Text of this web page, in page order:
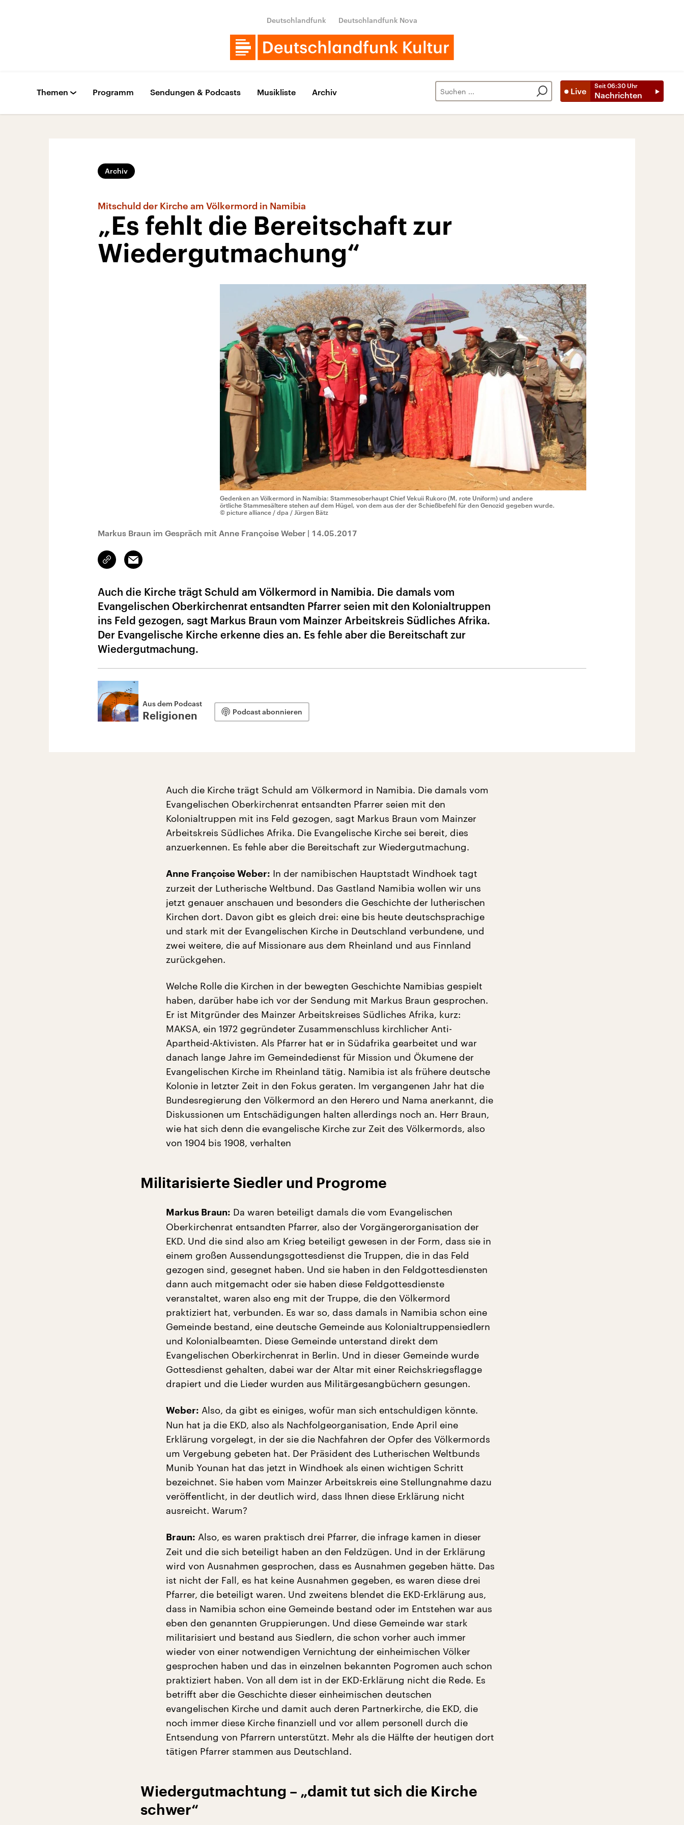
Deutschlandfunk Deutschlandfunk Nova
Live
Seit 06:30 Uhr
Nachrichten
Themen Programm Sendungen & Podcasts Musikliste Archiv
Archiv
Mitschuld der Kirche am Völkermord in Namibia
„Es fehlt die Bereitschaft zur
Wiedergutmachung“
Gedenken an Völkermord in Namibia: Stammesoberhaupt Chief Vekuii Rukoro (M, rote Uniform) und andere
örtliche Stammesältere stehen auf dem Hügel, von dem aus der der Schießbefehl für den Genozid gegeben wurde.
© picture alliance / dpa / Jürgen Bätz
Markus Braun im Gespräch mit Anne Françoise Weber | 14.05.2017
Link
kopieren/teilen
Email
Auch die Kirche trägt Schuld am Völkermord in Namibia. Die damals vom
Evangelischen Oberkirchenrat entsandten Pfarrer seien mit den Kolonialtruppen
ins Feld gezogen, sagt Markus Braun vom Mainzer Arbeitskreis Südliches Afrika.
Der Evangelische Kirche erkenne dies an. Es fehle aber die Bereitschaft zur
Wiedergutmachung.
Aus dem Podcast
Religionen Podcast abonnieren
Auch die Kirche trägt Schuld am Völkermord in Namibia. Die damals vom
Evangelischen Oberkirchenrat entsandten Pfarrer seien mit den
Kolonialtruppen mit ins Feld gezogen, sagt Markus Braun vom Mainzer
Arbeitskreis Südliches Afrika. Die Evangelische Kirche sei bereit, dies
anzuerkennen. Es fehle aber die Bereitschaft zur Wiedergutmachung.
Anne Françoise Weber: In der namibischen Hauptstadt Windhoek tagt
zurzeit der Lutherische Weltbund. Das Gastland Namibia wollen wir uns
jetzt genauer anschauen und besonders die Geschichte der lutherischen
Kirchen dort. Davon gibt es gleich drei: eine bis heute deutschsprachige
und stark mit der Evangelischen Kirche in Deutschland verbundene, und
zwei weitere, die auf Missionare aus dem Rheinland und aus Finnland
zurückgehen.
Welche Rolle die Kirchen in der bewegten Geschichte Namibias gespielt
haben, darüber habe ich vor der Sendung mit Markus Braun gesprochen.
Er ist Mitgründer des Mainzer Arbeitskreises Südliches Afrika, kurz:
MAKSA, ein 1972 gegründeter Zusammenschluss kirchlicher Anti-
Apartheid-Aktivisten. Als Pfarrer hat er in Südafrika gearbeitet und war
danach lange Jahre im Gemeindedienst für Mission und Ökumene der
Evangelischen Kirche im Rheinland tätig. Namibia ist als frühere deutsche
Kolonie in letzter Zeit in den Fokus geraten. Im vergangenen Jahr hat die
Bundesregierung den Völkermord an den Herero und Nama anerkannt, die
Diskussionen um Entschädigungen halten allerdings noch an. Herr Braun,
wie hat sich denn die evangelische Kirche zur Zeit des Völkermords, also
von 1904 bis 1908, verhalten
Militarisierte Siedler und Progrome
Markus Braun: Da waren beteiligt damals die vom Evangelischen
Oberkirchenrat entsandten Pfarrer, also der Vorgängerorganisation der
EKD. Und die sind also am Krieg beteiligt gewesen in der Form, dass sie in
einem großen Aussendungsgottesdienst die Truppen, die in das Feld
gezogen sind, gesegnet haben. Und sie haben in den Feldgottesdiensten
dann auch mitgemacht oder sie haben diese Feldgottesdienste
veranstaltet, waren also eng mit der Truppe, die den Völkermord
praktiziert hat, verbunden. Es war so, dass damals in Namibia schon eine
Gemeinde bestand, eine deutsche Gemeinde aus Kolonialtruppensiedlern
und Kolonialbeamten. Diese Gemeinde unterstand direkt dem
Evangelischen Oberkirchenrat in Berlin. Und in dieser Gemeinde wurde
Gottesdienst gehalten, dabei war der Altar mit einer Reichskriegsflagge
drapiert und die Lieder wurden aus Militärgesangbüchern gesungen.
Weber: Also, da gibt es einiges, wofür man sich entschuldigen könnte.
Nun hat ja die EKD, also als Nachfolgeorganisation, Ende April eine
Erklärung vorgelegt, in der sie die Nachfahren der Opfer des Völkermords
um Vergebung gebeten hat. Der Präsident des Lutherischen Weltbunds
Munib Younan hat das jetzt in Windhoek als einen wichtigen Schritt
bezeichnet. Sie haben vom Mainzer Arbeitskreis eine Stellungnahme dazu
veröffentlicht, in der deutlich wird, dass Ihnen diese Erklärung nicht
ausreicht. Warum?
Braun: Also, es waren praktisch drei Pfarrer, die infrage kamen in dieser
Zeit und die sich beteiligt haben an den Feldzügen. Und in der Erklärung
wird von Ausnahmen gesprochen, dass es Ausnahmen gegeben hätte. Das
ist nicht der Fall, es hat keine Ausnahmen gegeben, es waren diese drei
Pfarrer, die beteiligt waren. Und zweitens blendet die EKD-Erklärung aus,
dass in Namibia schon eine Gemeinde bestand oder im Entstehen war aus
eben den genannten Gruppierungen. Und diese Gemeinde war stark
militarisiert und bestand aus Siedlern, die schon vorher auch immer
wieder von einer notwendigen Vernichtung der einheimischen Völker
gesprochen haben und das in einzelnen bekannten Pogromen auch schon
praktiziert haben. Von all dem ist in der EKD-Erklärung nicht die Rede. Es
betrifft aber die Geschichte dieser einheimischen deutschen
evangelischen Kirche und damit auch deren Partnerkirche, die EKD, die
noch immer diese Kirche finanziell und vor allem personell durch die
Entsendung von Pfarrern unterstützt. Mehr als die Hälfte der heutigen dort
tätigen Pfarrer stammen aus Deutschland.
Wiedergutmachtung – „damit tut sich die Kirche
schwer“